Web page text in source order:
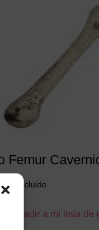
Femur
IVA incluido
Añadir a mi lista de